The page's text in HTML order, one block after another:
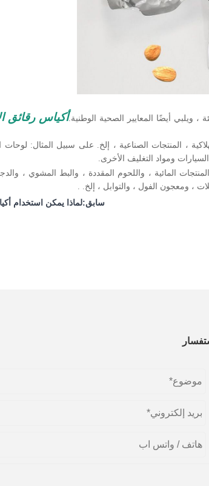
أيضًا المعايير الصحية الوطنية.أكياس رقائق
المائية ، واللحوم المقددة ، والبط المشوي ،
، ومعجون الفول ، والتوابل ، إلخ. .
سابق:لماذا يمكن استخدام